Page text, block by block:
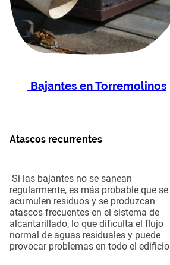
Bajantes en Torremolinos
Atascos recurrentes
Si las bajantes no se sanean
regularmente, es más probable que se
acumulen residuos y se produzcan
atascos frecuentes en el sistema de
alcantarillado, lo que dificulta el flujo
normal de aguas residuales y puede
provocar problemas en todo el edificio